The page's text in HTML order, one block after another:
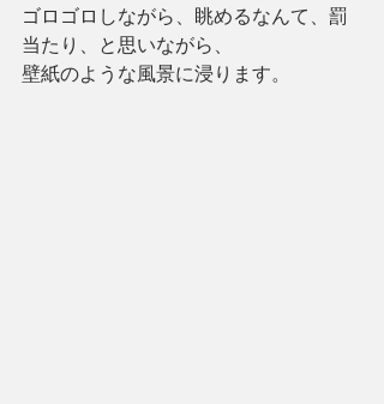
ゴロゴロしながら、眺めるなんて、罰
当たり、と思いながら、
壁紙のような風景に浸ります。